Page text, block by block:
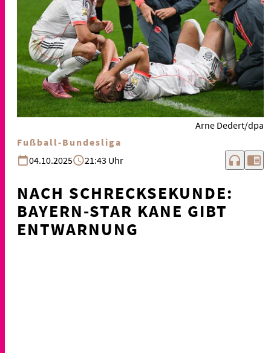
Arne Dedert/dpa
Fußball-Bundesliga
04.10.2025
21:43 Uhr headphones chrome_reader_mode
NACH SCHRECKSEKUNDE:
BAYERN-STAR KANE GIBT
ENTWARNUNG